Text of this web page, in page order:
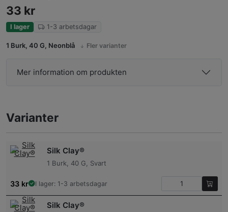
33 kr
I lager 1-3 arbetsdagar
1 Burk, 40 G, Neonblå Fler varianter
Mer information om produkten
Varianter
Silk Clay®
1 Burk, 40 G, Svart
33 kr I lager: 1-3 arbetsdagar
Silk Clay®